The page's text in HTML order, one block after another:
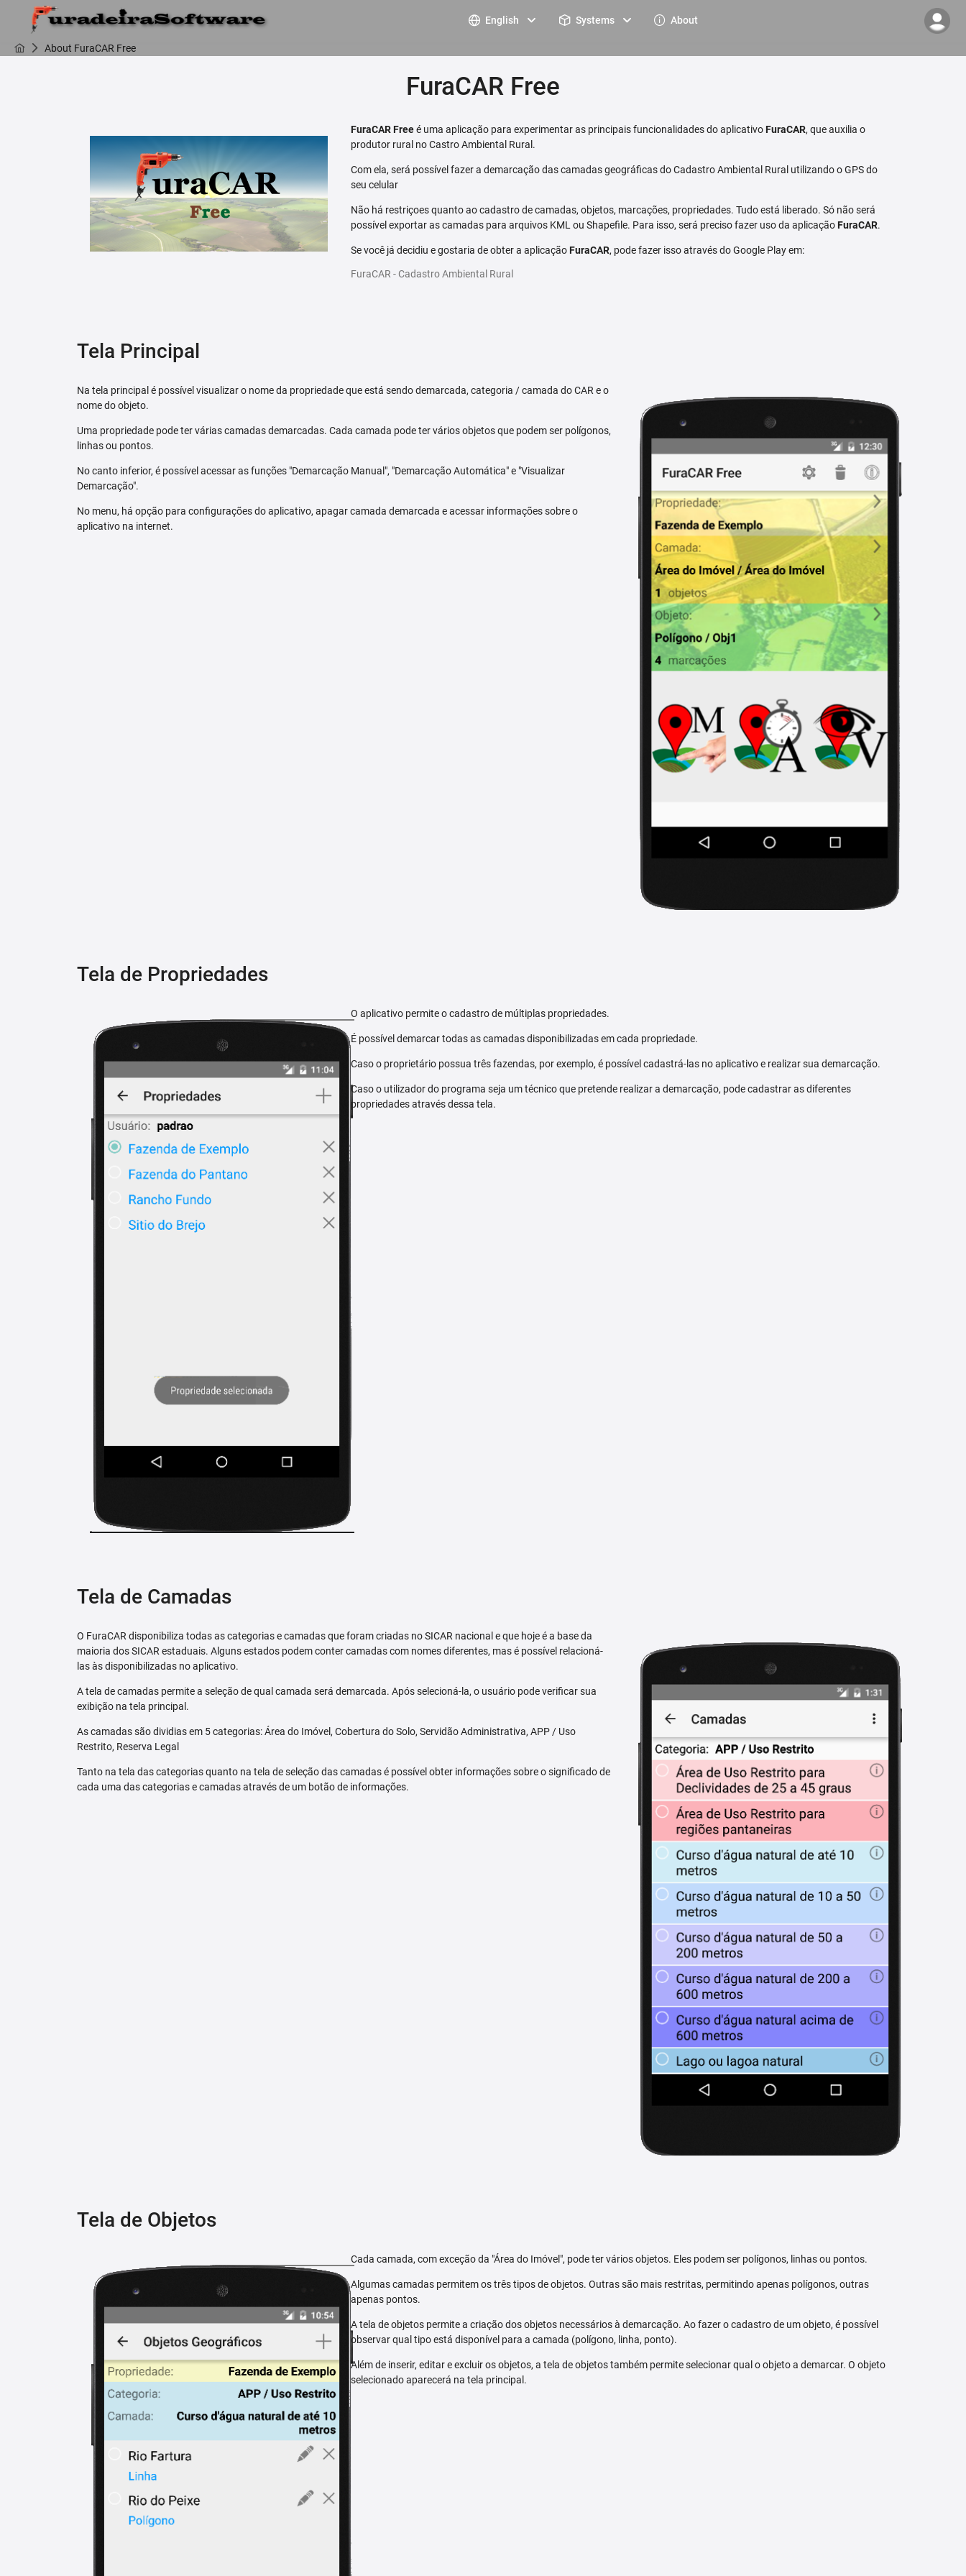
English Systems About
About FuraCAR Free
FuraCAR Free
FuraCAR Freeé uma aplicação para experimentar as principais funcionalidades do aplicativoFuraCAR, que auxilia o
produtor rural no Castro Ambiental Rural.
Com ela, será possível fazer a demarcação das camadas geográficas do Cadastro Ambiental Rural utilizando o GPS do
seu celular
Não há restriçoes quanto ao cadastro de camadas, objetos, marcações, propriedades. Tudo está liberado. Só não será
possível exportar as camadas para arquivos KML ou Shapefile. Para isso, será preciso fazer uso da aplicaçãoFuraCAR.
Se você já decidiu e gostaria de obter a aplicaçãoFuraCAR, pode fazer isso através do Google Play em:
FuraCAR - Cadastro Ambiental Rural
Tela Principal
Na tela principal é possível visualizar o nome da propriedade que está sendo demarcada, categoria / camada do CAR e o
nome do objeto.
Uma propriedade pode ter várias camadas demarcadas. Cada camada pode ter vários objetos que podem ser polígonos,
linhas ou pontos.
No canto inferior, é possível acessar as funções "Demarcação Manual", "Demarcação Automática" e "Visualizar
Demarcação".
No menu, há opção para configurações do aplicativo, apagar camada demarcada e acessar informações sobre o
aplicativo na internet.
Tela de Propriedades
O aplicativo permite o cadastro de múltiplas propriedades.
É possível demarcar todas as camadas disponibilizadas em cada propriedade.
Caso o proprietário possua três fazendas, por exemplo, é possível cadastrá-las no aplicativo e realizar sua demarcação.
Caso o utilizador do programa seja um técnico que pretende realizar a demarcação, pode cadastrar as diferentes
propriedades através dessa tela.
Tela de Camadas
O FuraCAR disponibiliza todas as categorias e camadas que foram criadas no SICAR nacional e que hoje é a base da
maioria dos SICAR estaduais. Alguns estados podem conter camadas com nomes diferentes, mas é possível relacioná-
las às disponibilizadas no aplicativo.
A tela de camadas permite a seleção de qual camada será demarcada. Após selecioná-la, o usuário pode verificar sua
exibição na tela principal.
As camadas são dividias em 5 categorias: Área do Imóvel, Cobertura do Solo, Servidão Administrativa, APP / Uso
Restrito, Reserva Legal
Tanto na tela das categorias quanto na tela de seleção das camadas é possível obter informações sobre o significado de
cada uma das categorias e camadas através de um botão de informações.
Tela de Objetos
Cada camada, com exceção da "Área do Imóvel", pode ter vários objetos. Eles podem ser polígonos, linhas ou pontos.
Algumas camadas permitem os três tipos de objetos. Outras são mais restritas, permitindo apenas polígonos, outras
apenas pontos.
A tela de objetos permite a criação dos objetos necessários à demarcação. Ao fazer o cadastro de um objeto, é possível
observar qual tipo está disponível para a camada (polígono, linha, ponto).
Além de inserir, editar e excluir os objetos, a tela de objetos também permite selecionar qual o objeto a demarcar. O objeto
selecionado aparecerá na tela principal.